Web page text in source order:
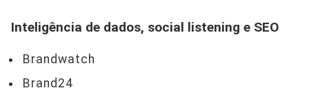
Inteligência de dados, social listening e SEO
Brandwatch
Brand24